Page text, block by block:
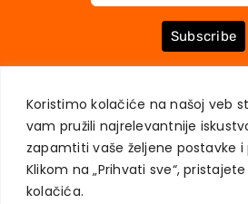
Koristimo kolačiće na našoj veb
vam pružili najrelevantnije
zapamtiti vaše željene postavke
Klikom na „Prihvati sve“,
kolačića.
Subscribe
USER PRIVACY